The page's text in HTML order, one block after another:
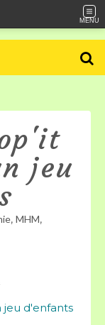
MENU
jeu
, MHM,